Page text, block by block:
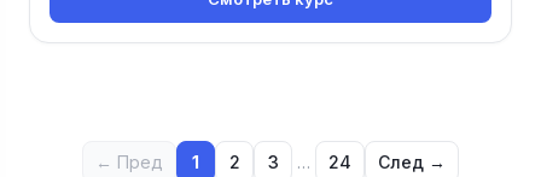
← Пред 1 2 3 … 24 След →